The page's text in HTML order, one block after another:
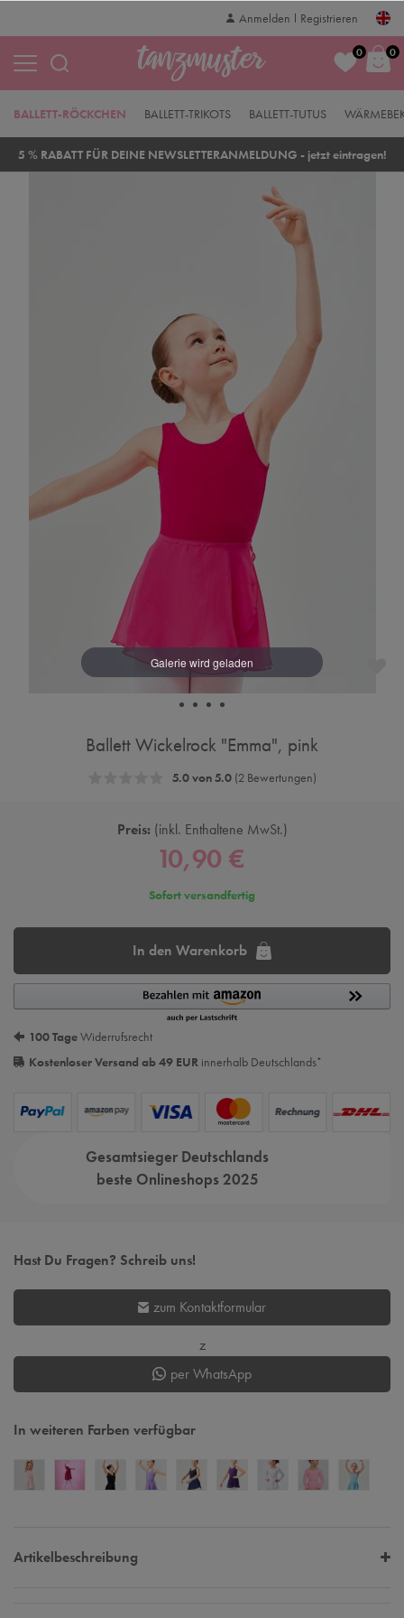
Anmelden Registrieren
0 0
BALLETT-RÖCKCHEN BALLETT-TRIKOTS BALLETT-TUTUS
5 % RABATT FÜR DEINE NEWSLETTERANMELDUNG - jetzt eintragen!
Ballett Wickelrock "Emma", pink
5.0 von 5.0(2 Bewertungen)
Preis: inkl. Enthaltene MwSt.
10,90 €
Sofort versandfertig
In den Warenkorb
100 TageWiderrufsrecht
Kostenloser Versand ab 49 EUR innerhalb Deutschlands*
Gesamtsieger Deutschlands
beste Onlineshops 2025
Hast Du Fragen? Schreib uns!
zum Kontaktformular
z
per WhatsApp
In weiteren Farben verfügbar
Artikelbeschreibung